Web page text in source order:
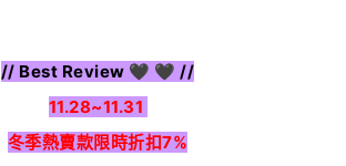
// Best Review 🖤 🖤 //
11.28~11.31
冬季熱賣款限時折扣7%